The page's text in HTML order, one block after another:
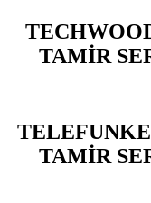
TAMİR
TAMİR